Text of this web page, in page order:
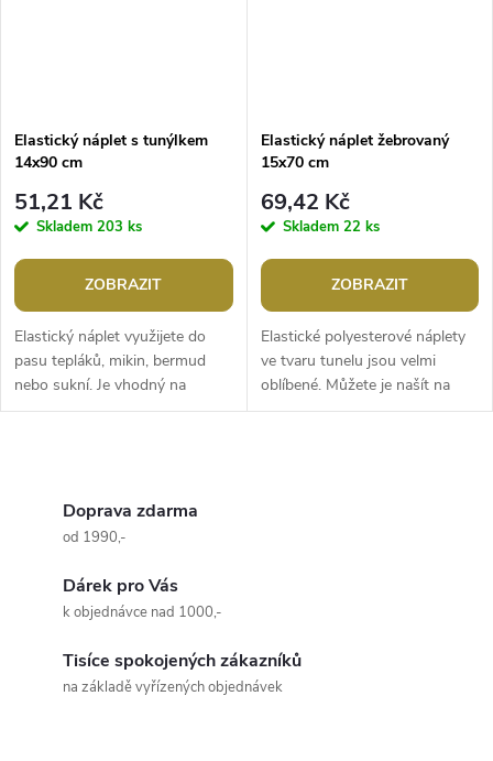
Elastický náplet s tunýlkem
14x90 cm
51,21 Kč
Skladem 203 ks
ZOBRAZIT
Elastický náplet využijete do
pasu tepláků, mikin, bermud
nebo sukní. Je vhodný na
dámské i pánské oděvy. Na
Elastický náplet žebrovaný
15x70 cm
69,42 Kč
Skladem 22 ks
ZOBRAZIT
Elastické polyesterové náplety
ve tvaru tunelu jsou velmi
oblíbené. Můžete je našít na
jakékoliv oblečení, kterému
Doprava zdarma
od 1990,-
Dárek pro Vás
k objednávce nad 1000,-
Tisíce spokojených zákazníků
na základě vyřízených objednávek